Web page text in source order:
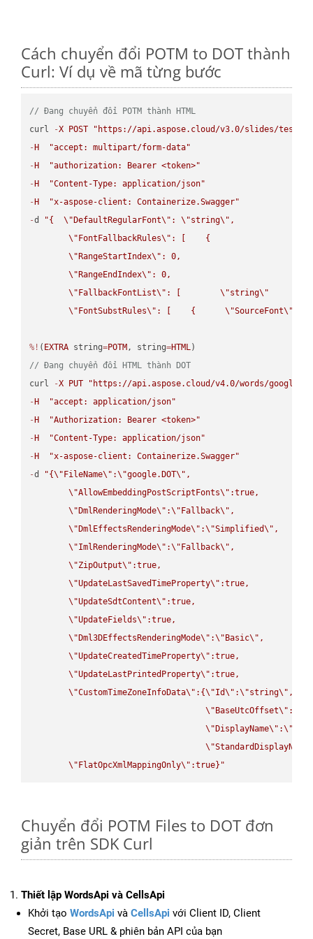
Cách chuyển đổi POTM to DOT thành
Curl: Ví dụ về mã từng bước
// Đang chuyển đổi POTM thành HTML
curl
-X POST
"https://api.aspose.cloud/v3.0/slides/test-
- H
"accept: multipart/form-data"
- H
"authorization: Bearer <token>"
- H
"Content-Type: application/json"
- H
"x-aspose-client: Containerize.Swagger"
-d "{ \" DefaultRegularFont\" : \"string\" ,
\" FontFallbackRules\" : [    {
\" RangeStartIndex\" : 0,
\" RangeEndIndex\" : 0,
\" FallbackFontList\" : [ \"string\"
\" FontSubstRules\" : [    { \"SourceFont\"
%! ( EXTRA string=POTM , string=HTML
// Đang chuyển đổi HTML thành DOT
curl
-X PUT
"https://api.aspose.cloud/v4.0/words/
- H
"accept: application/json"
- H
"Authorization: Bearer <token>"
- H
"Content-Type: application/json"
- H
"x-aspose-client: Containerize.Swagger"
-d "{\" FileName\" :\"google.DOT\" ,
\"AllowEmbeddingPostScriptFonts\" :true,
\" DmlRenderingMode\" :\" Fallback\" ,
\" DmlEffectsRenderingMode\" :\"Simplified\" ,
\"ImlRenderingMode\" :\" Fallback\" ,
\"ZipOutput\" :true,
\"UpdateLastSavedTimeProperty\" :true,
\"UpdateSdtContent\" :true,
\"UpdateFields\" :true,
\" Dml3DEffectsRenderingMode\" :\" Basic\" ,
\"UpdateCreatedTimeProperty\" :true,
\"UpdateLastPrintedProperty\" :true,
\"CustomTimeZoneInfoData\" :{\"Id\" :\"string\" ,
\" BaseUtcOffset\" :
\" DisplayName\" :\"
\"StandardDisplayName
\" FlatOpcXmlMappingOnly\" :true}"
Chuyển đổi POTM Files to DOT đơn
giản trên SDK Curl
Thiết lập WordsApi và CellsApi
Khởi tạo WordsApi và CellsApi với Client ID, Client
Secret, Base URL & phiên bản API của bạn